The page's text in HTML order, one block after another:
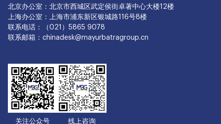
北京办公室：北京市西城区武定侯街卓著中心大楼12楼
上海办公室：上海市浦东新区银城路116号8楼
联系电话：（021）5865 9078
联系邮箱：chinadesk@mayurbatragroup.cn
关注公众号 线上咨询